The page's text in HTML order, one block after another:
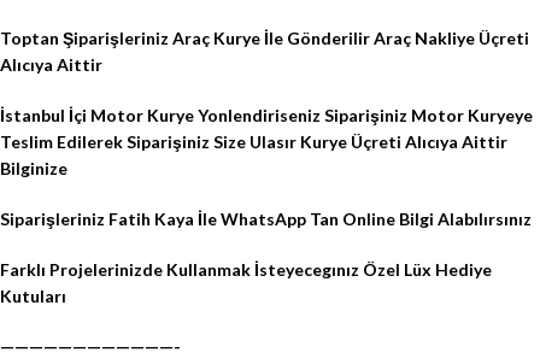
Toptan Şiparişleriniz Araç Kurye İle Gönderilir Araç Nakliye Üçreti
Alıcıya Aittir
İstanbul İçi Motor Kurye Yonlendiriseniz Siparişiniz Motor Kuryeye
Teslim Edilerek Siparişiniz Size Ulasır Kurye Üçreti Alıcıya Aittir
Bilginize
Siparişleriniz Fatih Kaya İle WhatsApp Tan Online Bilgi Alabılırsınız
Farklı Projelerinizde Kullanmak İsteyecegınız Özel Lüx Hediye
Kutuları
————————————-